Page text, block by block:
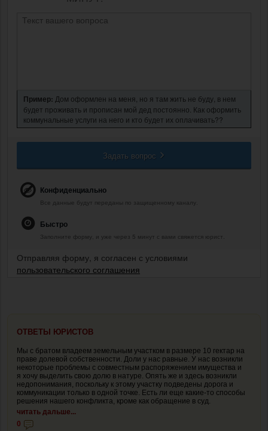
Пример: Дом оформлен на меня, но я там жить не буду, в нем
будет проживать и прописан мой дед постоянно. Как оформить
коммунальные услуги на него и кто будет их оплачивать??
Задать вопрос
Конфиденциально
Все данные будут переданы по защищенному каналу.
Быстро
Заполните форму, и уже через 5 минут с вами свяжется юрист.
Отправляя форму, я согласен с условиями
пользовательского соглашения
ОТВЕТЫ ЮРИСТОВ
Мы с братом владеем земельным участком в размере 10 гектар на
праве долевой собственности. Доли у нас равные. У нас возникли
некоторые проблемы с совместным распоряжением имущества и
я хочу выделить свою долю в натуре. Опять же и здесь возникли
недопонимания, поскольку к этому участку подведены дорога и
коммуникации только в одной точке. Есть ли еще какие-то способы
решения нашего конфликта, кроме как обращение в суд.
читать дальше...
0